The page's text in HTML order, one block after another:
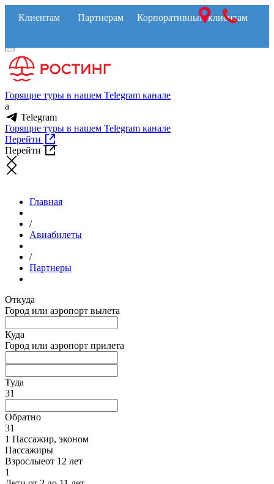
Клиентам Партнерам Корпоративным клиентам
Горящие туры в нашем Telegram канале
a
Telegram
Горящие туры в нашем Telegram канале
Перейти
Перейти
Главная
/
Авиабилеты
/
Партнеры
Откуда
Город или аэропорт вылета
Куда
Город или аэропорт прилета
Туда
31
Обратно
31
1 Пассажир, эконом
Пассажиры
Взрослыеот 12 лет
1